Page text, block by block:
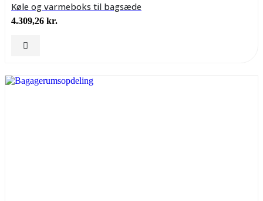
Køle og varmeboks til bagsæde
4.309,26 kr.